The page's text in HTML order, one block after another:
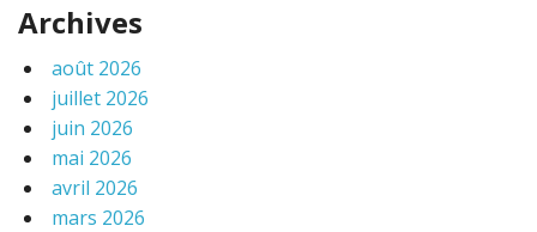
Archives
août 2026
juillet 2026
juin 2026
mai 2026
avril 2026
mars 2026